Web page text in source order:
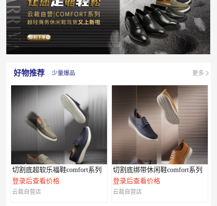
好物推荐 少量爆品 更多
切割底超软乐福鞋comfort系列
登录后查看价格
云裁自营店
切割底绑带休闲鞋comfort系列
登录后查看价格
云裁自营店